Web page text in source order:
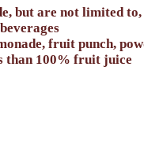
but are not limited
fruit punch,
than 100% fruit juice